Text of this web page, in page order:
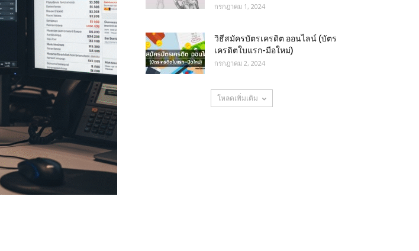
กรกฎาคม 1, 2024
วิธีสมัครบัตรเครดิต ออนไลน์ (บัตร
เครดิตใบแรก-มือใหม่)
กรกฎาคม 2, 2024
โหลดเพิ่มเติม